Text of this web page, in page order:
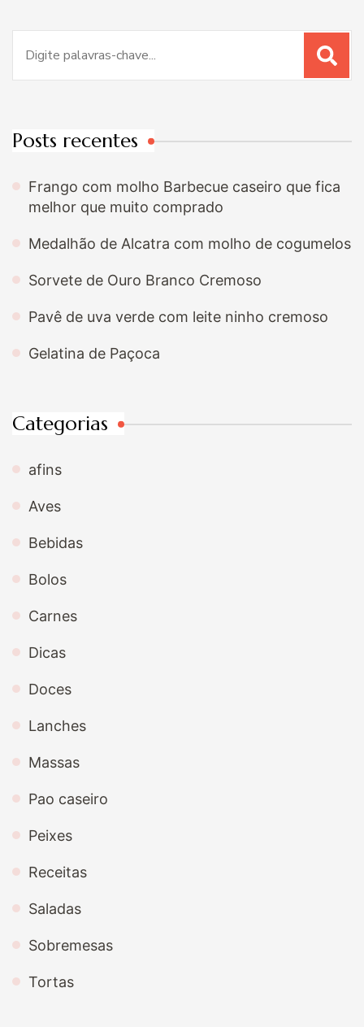
por:
Posts recentes
Frango com molho Barbecue caseiro que fica
melhor que muito comprado
Medalhão de Alcatra com molho de cogumelos
Sorvete de Ouro Branco Cremoso
Pavê de uva verde com leite ninho cremoso
Gelatina de Paçoca
Categorias
afins
Aves
Bebidas
Bolos
Carnes
Dicas
Doces
Lanches
Massas
Pao caseiro
Peixes
Receitas
Saladas
Sobremesas
Tortas